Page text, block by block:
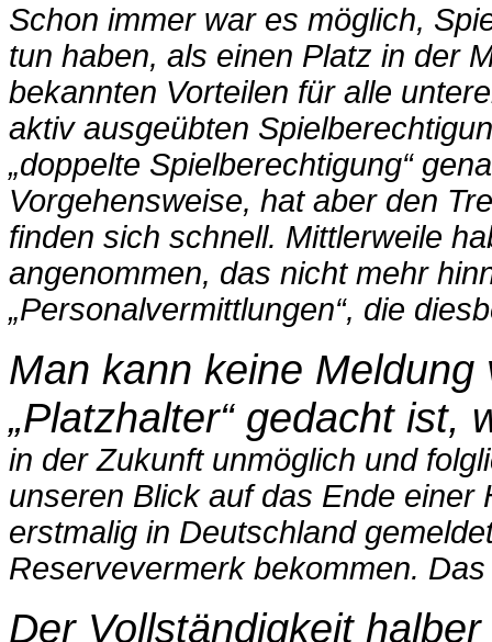
Schon immer war es möglich,
tun haben, als einen Platz in der
bekannten Vorteilen für alle
aktiv ausgeübten
„doppelte Spielberechtigung“
Vorgehensweise, hat aber den
finden sich schnell. Mittlerweile
angenommen, das nicht mehr
„Personalvermittlungen“, die
Man kann keine
„Platzhalter“ gedacht ist,
in der Zukunft unmöglich und
unseren Blick auf das Ende einer
erstmalig in Deutschland
Reservevermerk bekommen.
Der Vollständigkeit